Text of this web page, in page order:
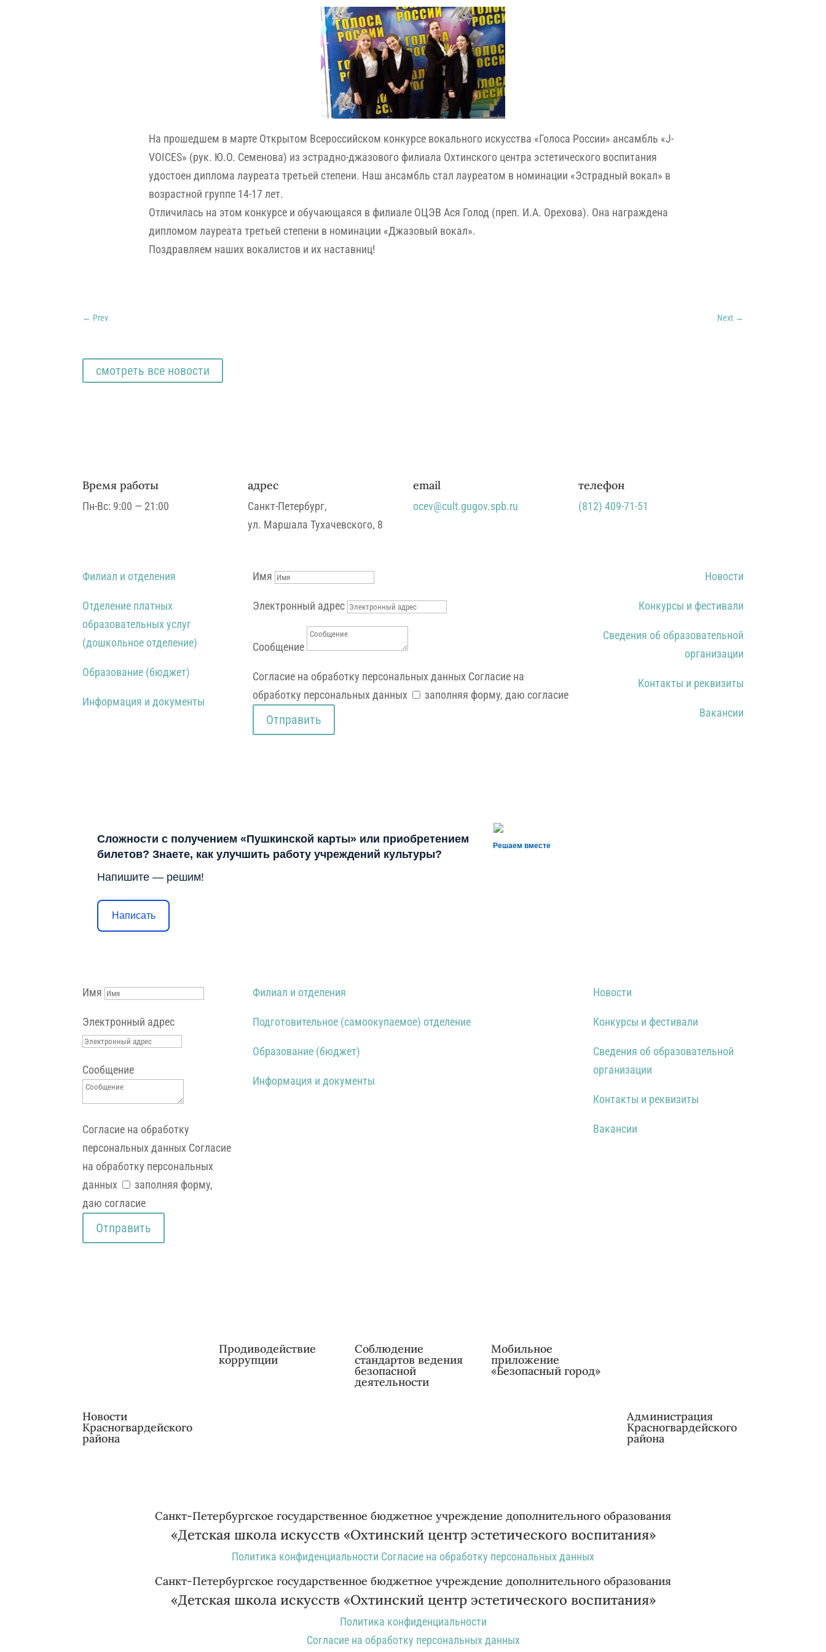
На прошедшем в марте Открытом Всероссийском конкурсе вокального искусства «Голоса России» ансамбль «J-
VOICES» (рук. Ю.О. Семенова) из эстрадно-джазового филиала Охтинского центра эстетического воспитания
удостоен диплома лауреата третьей степени. Наш ансамбль стал лауреатом в номинации «Эстрадный вокал» в
возрастной группе 14-17 лет.
Отличилась на этом конкурсе и обучающаяся в филиале ОЦЭВ Ася Голод (преп. И.А. Орехова). Она награждена
дипломом лауреата третьей степени в номинации «Джазовый вокал».
Поздравляем наших вокалистов и их наставниц!
← Prev Next→
смотреть все новости
Время работы
Пн-Вс: 9:00 — 21:00
адрес
Санкт-Петербург,
ул. Маршала Тухачевского, 8
email
ocev@cult.gugov.spb.ru
телефон
(812) 409-71-51
Филиал и отделения
Отделение платных
образовательных услуг
(дошкольное отделение)
Образование (бюджет)
Информация и документы
Имя
Электронный адрес
Сообщение
Согласие на обработку персональных данных Согласие на
обработку персональных данных
заполняя форму, даю согласие
Отправить
Новости
Конкурсы и фестивали
Сведения об образовательной
организации
Контакты и реквизиты
Вакансии
Решаем вместе
Сложности с получением «Пушкинской карты» или приобретением
билетов? Знаете, как улучшить работу учреждений культуры?
Напишите — решим!
Написать
Имя
Электронный адрес
Сообщение
Согласие на обработку
персональных данных Согласие
на обработку персональных
данных
заполняя форму,
даю согласие
Отправить
Филиал и отделения
Подготовительное (самоокупаемое) отделение
Образование (бюджет)
Информация и документы
Новости
Конкурсы и фестивали
Сведения об образовательной
организации
Контакты и реквизиты
Вакансии
Новости
Красногвардейского
района
Продиводействие
коррупции
Соблюдение
стандартов ведения
безопасной
деятельности
Мобильное
приложение
«Безопасный город»
Администрация
Красногвардейского
района
Санкт-Петербургское государственное бюджетное учреждение дополнительного образования
«Детская школа искусств «Охтинский центр эстетического воспитания»
Политика конфиденциальности Согласие на обработку персональных данных
Санкт-Петербургское государственное бюджетное учреждение дополнительного образования
«Детская школа искусств «Охтинский центр эстетического воспитания»
Политика конфиденциальности
Согласие на обработку персональных данных